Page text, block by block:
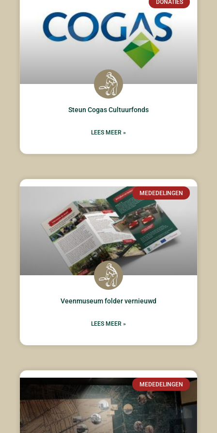
DONATIES
Steun Cogas Cultuurfonds
LEES MEER »
MEDEDELINGEN
Veenmuseum folder vernieuwd
LEES MEER »
MEDEDELINGEN